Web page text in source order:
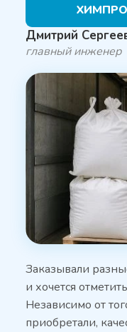
Дмитрий
главный инженер
Заказывали
и хочется
Независимо от
приобретали,